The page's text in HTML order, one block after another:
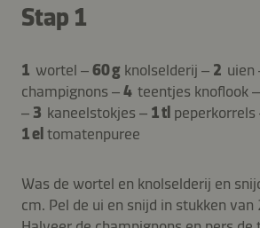
Stap 1
1 wortel –60 g knolselderij – 2 uien
champignons –4 teentjes knoflook –
– 3 kaneelstokjes – 1 tl peperkorrels
1 eltomatenpuree
Was de wortel en knolselderij en
cm. Pel de ui en snijd in stukken van